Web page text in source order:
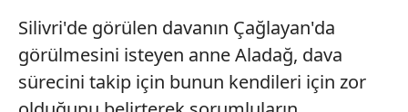
Silivri'de görülen davanın Çağlayan'da
görülmesini isteyen anne Aladağ, dava
sürecini takip için bunun kendileri için zor